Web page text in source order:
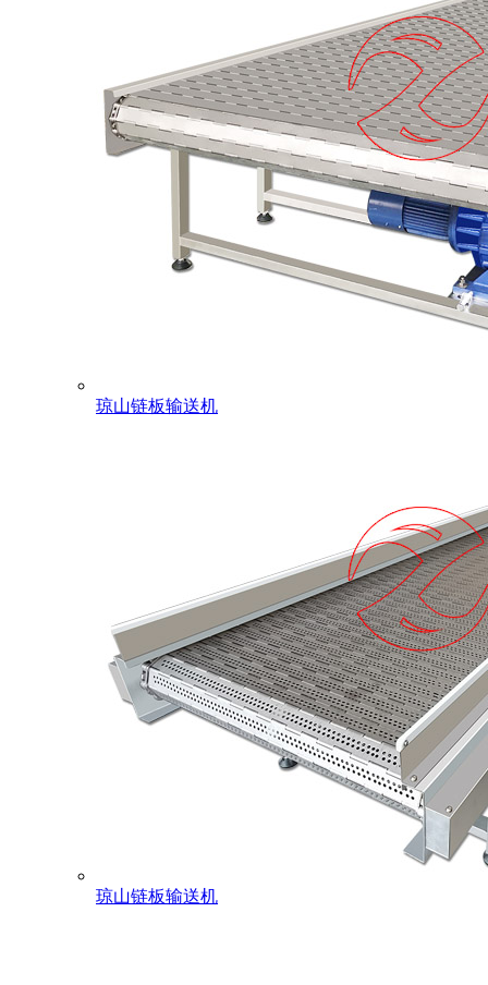
琼山链板输送机
琼山链板输送机